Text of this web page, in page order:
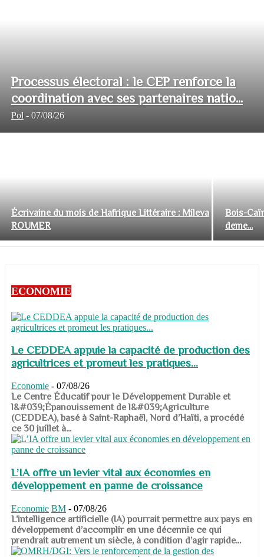
Processus électoral : le CEP renforce la
coordination avec ses partenaires natio...
Pol - 07/08/26
Écrivaine du mois de Hafrique Littéraire : Mileva
ROUMER
Bois-
deme...
ECONOMIE
Le CEDDEA appuie la capacité de production des
agricultrices et promeut les pratiques...
Economie - 07/08/26
​​​​​​​Le Centre Éducatif pour le Développement Durable et
l&#039;Épanouissement de l&#039;Agriculture
(CEDDEA), basé à Saint-Raphaël, Nord d’Haïti, a procédé
ce 30 juillet à...
L’IA offre un levier vital aux économies en
développement en panne de croissance
Economie BM - 07/08/26
​​​​​​​L’intelligence artificielle (IA) pourrait permettre aux pays en
développement d’accomplir en une décennie ce qui
prendrait autrement un siècle, à condition d’agir rapide...